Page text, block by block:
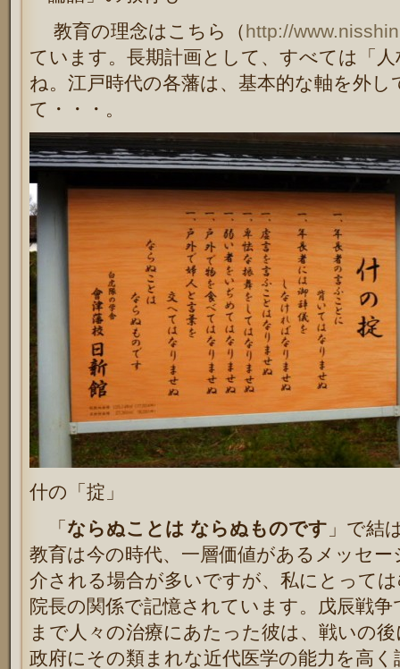
教育の理念はこちら（http://
ています。長期計画として、すべては「
ね。江戸時代の各藩は、基本的な軸を外
て・・・。
什の「掟」
「 ならぬことは ならぬものです 」で結
教育は今の時代、一層価値があるメッセ
介される場合が多いですが、私にとって
院長の関係で記憶されています。戊辰戦
まで人々の治療にあたった彼は、戦いの
政府にその類まれな近代医学の能力を高